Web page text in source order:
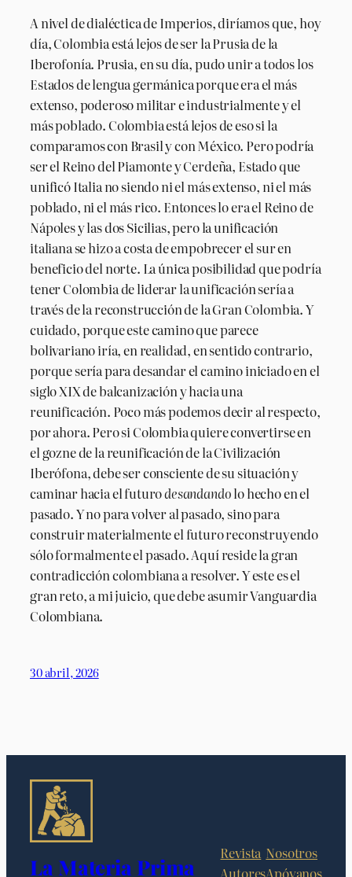
A nivel de dialéctica de Imperios, diríamos que, hoy
día, Colombia está lejos de ser la Prusia de la
Iberofonía. Prusia, en su día, pudo unir a todos los
Estados de lengua germánica porque era el más
extenso, poderoso militar e industrialmente y el
más poblado. Colombia está lejos de eso si la
comparamos con Brasil y con México. Pero podría
ser el Reino del Piamonte y Cerdeña, Estado que
unificó Italia no siendo ni el más extenso, ni el más
poblado, ni el más rico. Entonces lo era el Reino de
Nápoles y las dos Sicilias, pero la unificación
italiana se hizo a costa de empobrecer el sur en
beneficio del norte. La única posibilidad que podría
tener Colombia de liderar la unificación sería a
través de la reconstrucción de la Gran Colombia. Y
cuidado, porque este camino que parece
bolivariano iría, en realidad, en sentido contrario,
porque sería para desandar el camino iniciado en el
siglo XIX de balcanización y hacia una
reunificación. Poco más podemos decir al respecto,
por ahora. Pero si Colombia quiere convertirse en
el gozne de la reunificación de la Civilización
Iberófona, debe ser consciente de su situación y
caminar hacia el futurodesandandolo hecho en el
pasado. Y no para volver al pasado, sino para
construir materialmente el futuro reconstruyendo
sólo formalmente el pasado. Aquí reside la gran
contradicción colombiana a resolver. Y este es el
gran reto, a mi juicio, que debe asumir Vanguardia
Colombiana.
30 abril, 2026
La Materia Prima
Revista
Autores
Nosotros
Apóyanos